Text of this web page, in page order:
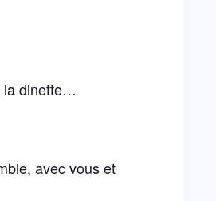
la dinette…
avec vous et